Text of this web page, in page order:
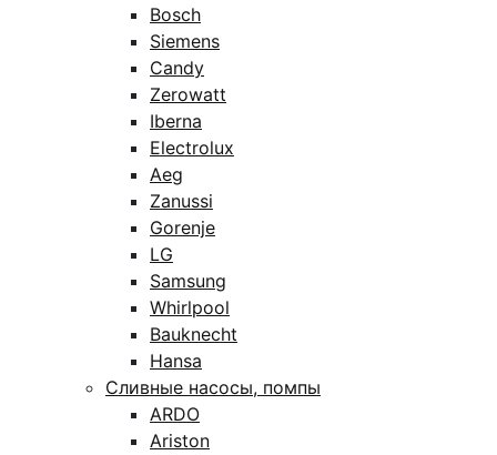
Bosch
Siemens
Candy
Zerowatt
Iberna
Electrolux
Aeg
Zanussi
Gorenje
LG
Samsung
Whirlpool
Bauknecht
Hansa
Сливные насосы, помпы
ARDO
Ariston